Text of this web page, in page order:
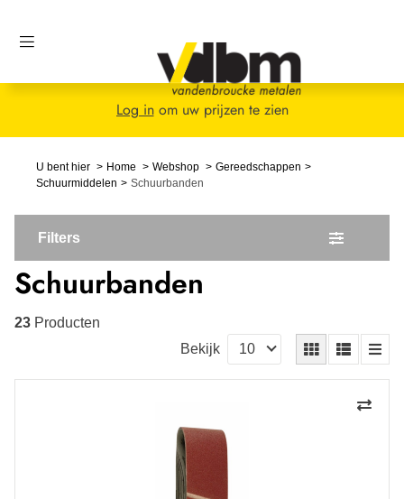
Log inom uw prijzen te zien
U bent hier Home Webshop
Gereedschappen
Schuurmiddelen
Schuurbanden
Filters
Schuurbanden
23 Producten
Bekijk